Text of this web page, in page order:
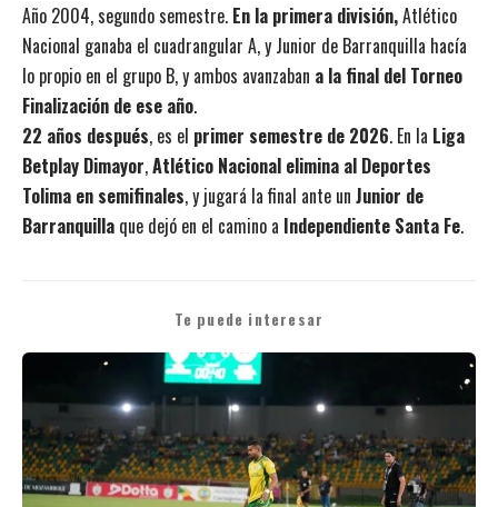
Año 2004, segundo semestre. En la primera división,Atlético
Nacional ganaba el cuadrangular A, y Junior de Barranquilla hacía
lo propio en el grupo B, y ambos avanzaban a la final del Torneo
Finalización de ese año.
22 años después, es el primer semestre de 2026. En la Liga
Betplay Dimayor,Atlético Nacional elimina al Deportes
Tolima en semifinales, y jugará la final ante un Junior de
Barranquilla que dejó en el camino a Independiente Santa Fe.
Te puede interesar